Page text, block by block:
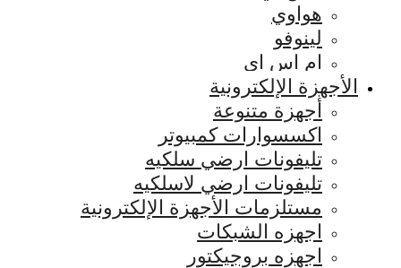
هواوي
لينوفو
ام اس اي
الأجهزة الإلكترونية
أجهزة متنوعة
اكسسوارات كمبيوتر
تليفونات ارضي سلكيه
تليفونات ارضي لاسلكيه
مستلزمات الأجهزة الإلكترونية
اجهزه الشبكات
اجهزه بروجيكتور